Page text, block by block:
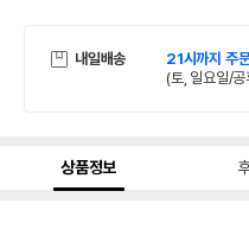
내일배송 21시까지 주
(토, 일요일/
상품정보